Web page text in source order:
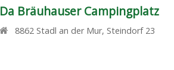
Da Bräuhauser Campingplatz
8862 Stadl an der Mur, Steindorf 23